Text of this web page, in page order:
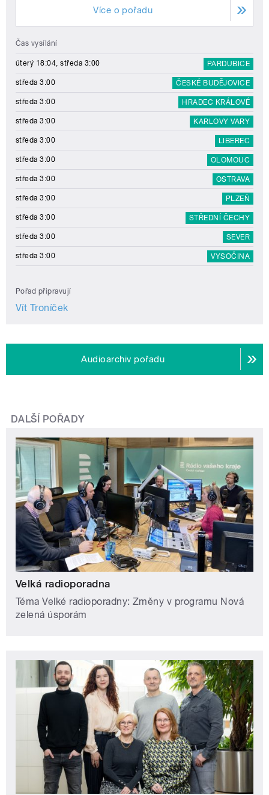
Více o pořadu
Čas vysílání
úterý 18:04, středa 3:00 PARDUBICE
středa 3:00 ČESKÉ BUDĚJOVICE
středa 3:00 HRADEC KRÁLOVÉ
středa 3:00 KARLOVY VARY
středa 3:00 LIBEREC
středa 3:00 OLOMOUC
středa 3:00 OSTRAVA
středa 3:00 PLZEŇ
středa 3:00 STŘEDNÍ ČECHY
středa 3:00 SEVER
středa 3:00 VYSOČINA
Pořad připravují
Vít Troníček
Audioarchiv pořadu
DALŠÍ POŘADY
Velká radioporadna
Téma Velké radioporadny: Změny v programu Nová
zelená úsporám